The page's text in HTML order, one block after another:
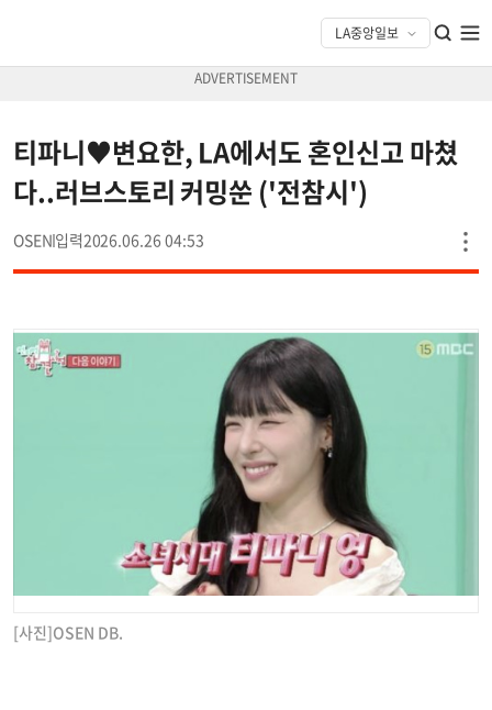
티파니♥변요한, LA에서도 혼인신고 마쳤
다..러브스토리 커밍쑨 ('전참시')
OSEN 2026.06.26 04:53
[사진]OSEN DB.